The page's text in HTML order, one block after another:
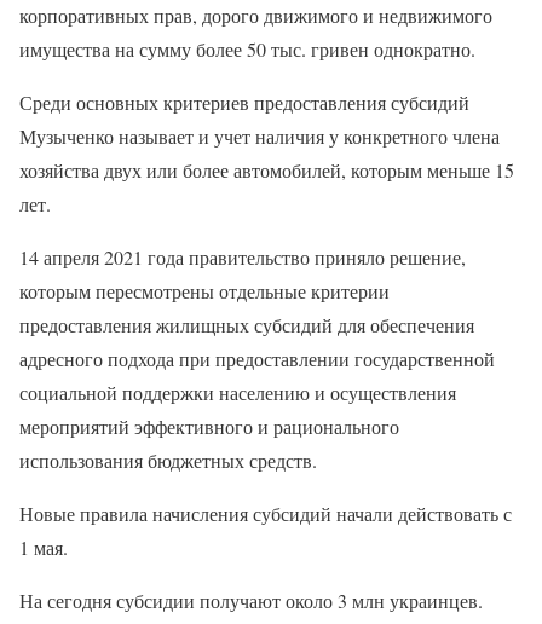
корпоративных прав, дорого движимого и недвижимого
имущества на сумму более 50 тыс. гривен однократно.
Среди основных критериев предоставления субсидий
Музыченко называет и учет наличия у конкретного члена
хозяйства двух или более автомобилей, которым меньше 15
лет.
14 апреля 2021 года правительство приняло решение,
которым пересмотрены отдельные критерии
предоставления жилищных субсидий для обеспечения
адресного подхода при предоставлении государственной
социальной поддержки населению и осуществления
мероприятий эффективного и рационального
использования бюджетных средств.
Новые правила начисления субсидий начали действовать с
1 мая.
На сегодня субсидии получают около 3 млн украинцев.